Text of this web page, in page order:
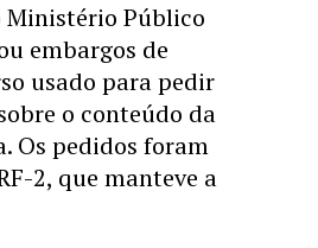
Ministério Público
embargos de
usado para pedir
o conteúdo da
Os pedidos foram
2, que manteve a